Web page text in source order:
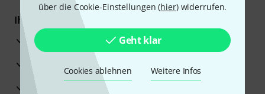
über die Cookie-Einstellungen (hier) widerrufen.
Geht klar
Cookies ablehnen Weitere Infos
Ihre Vorteile
3 Jahre Thomann Garantie
30 Tage Money-Back-Garantie